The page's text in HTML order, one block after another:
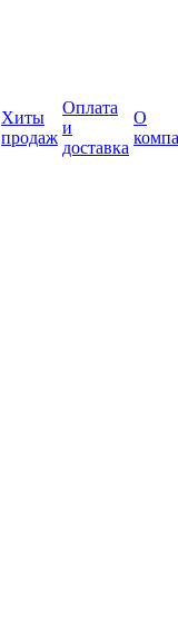
Хиты
продаж
Оплата
и
доставка
О